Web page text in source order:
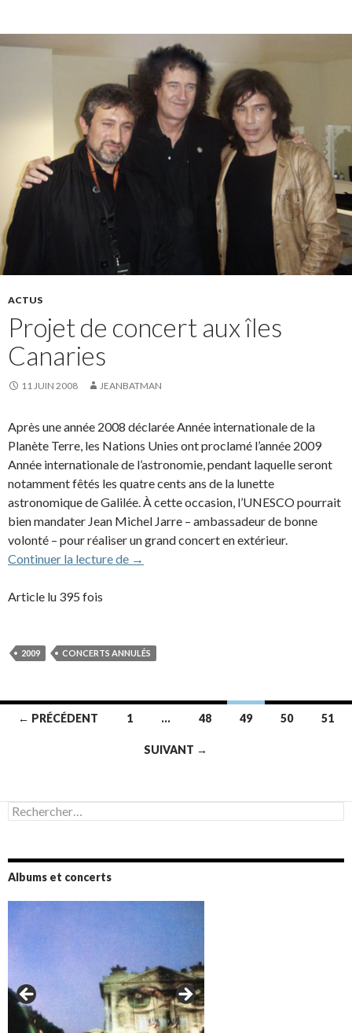
ACTUS
Projet de concert aux îles
Canaries
11 JUIN 2008 JEANBATMAN
Après une année 2008 déclarée Année internationale de la
Planète Terre, les Nations Unies ont proclamé l’année 2009
Année internationale de l’astronomie, pendant laquelle seront
notamment fêtés les quatre cents ans de la lunette
astronomique de Galilée. À cette occasion, l’UNESCO pourrait
bien mandater Jean Michel Jarre – ambassadeur de bonne
volonté – pour réaliser un grand concert en extérieur.
Continuer la lecture de
Projet de concert aux îles Canaries
→
Article lu 395 fois
2009 CONCERTS ANNULÉS
Navigation
← PRÉCÉDENT 1 … 48 49 50 51
SUIVANT →
Rechercher :
Albums et concerts